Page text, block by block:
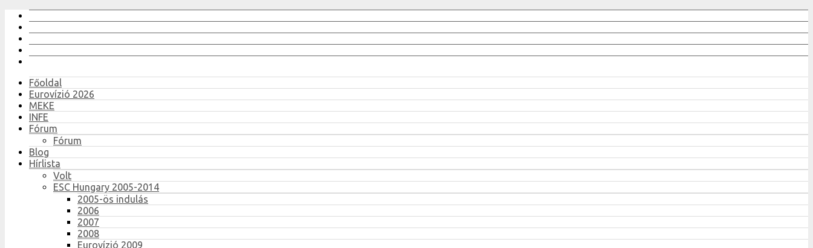
Főoldal
Eurovízió 2026
MEKE
INFE
Fórum
Fórum
Blog
Hírlista
Volt
ESC Hungary 2005-2014
2005-ös indulás
2006
2007
2008
Eurovízió 2009